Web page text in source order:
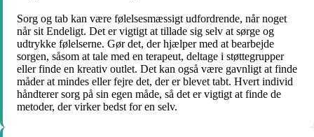
Sorg og tab kan være følelsesmæssigt udfordrende, når noget
når sit Endeligt. Det er vigtigt at tillade sig selv at sørge og
udtrykke følelserne. Gør det, der hjælper med at bearbejde
sorgen, såsom at tale med en terapeut, deltage i støttegrupper
eller finde en kreativ outlet. Det kan også være gavnligt at finde
måder at mindes eller fejre det, der er blevet tabt. Hvert individ
håndterer sorg på sin egen måde, så det er vigtigt at finde de
metoder, der virker bedst for en selv.